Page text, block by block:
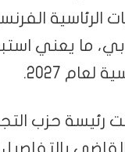
الرئاسية
ما يعني
لعام 2027.
رئيسة حزب